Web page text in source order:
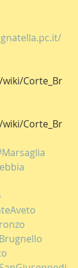
Corte_Br
Corte_Br